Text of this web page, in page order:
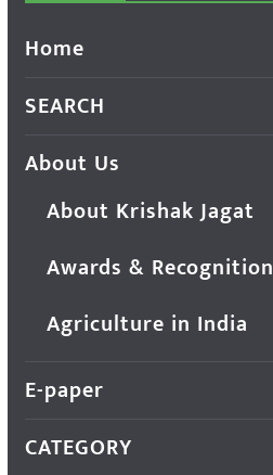
Home
SEARCH
About Us
About Krishak Jagat
Awards & Recognition
Agriculture in India
E-paper
CATEGORY